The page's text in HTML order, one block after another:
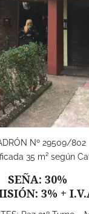
Nº 29509/802
35 m² según
SEÑA: 30%
3% +